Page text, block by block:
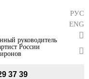
руководитель
России
РУС
ENG
37 39